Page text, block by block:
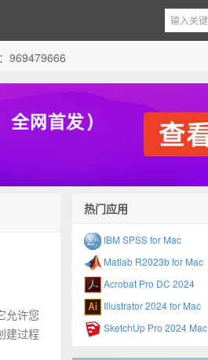
969479666
允许您
建过程
热门应用
IBM SPSS for Mac
Matlab R2023b for Mac
Acrobat Pro DC 2024
Illustrator 2024 for Mac
SketchUp Pro 2024 Mac